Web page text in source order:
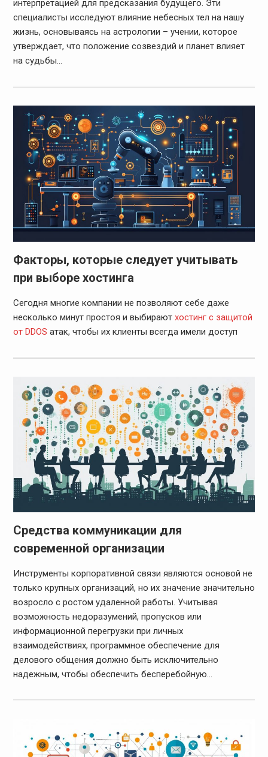
интерпретацией для предсказания будущего. Эти
специалисты исследуют влияние небесных тел на нашу
жизнь, основываясь на астрологии – учении, которое
утверждает, что положение созвездий и планет влияет
на судьбы…
Факторы, которые следует учитывать
при выборе хостинга
Сегодня многие компании не позволяют себе даже
несколько минут простоя и выбирают хостинг с защитой
от DDOS атак, чтобы их клиенты всегда имели доступ
Средства коммуникации для
современной организации
Инструменты корпоративной связи являются основой не
только крупных организаций, но их значение значительно
возросло с ростом удаленной работы. Учитывая
возможность недоразумений, пропусков или
информационной перегрузки при личных
взаимодействиях, программное обеспечение для
делового общения должно быть исключительно
надежным, чтобы обеспечить бесперебойную…